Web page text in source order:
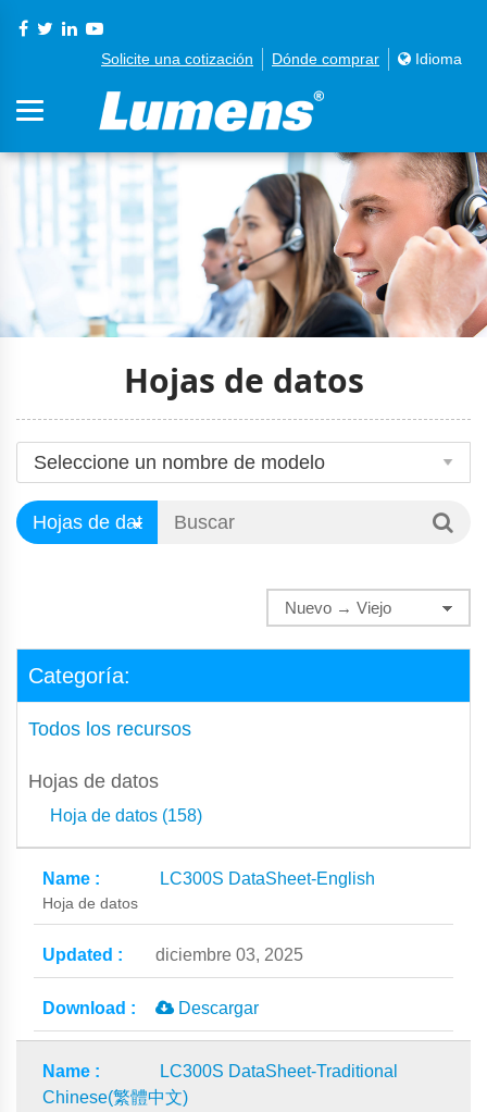
Solicite una cotización Dónde comprar Idioma
Hojas de datos
Categoría:
Todos los recursos
Hojas de datos
Hoja de datos (158)
LC300S DataSheet-English
Hoja de datos
diciembre 03, 2025
Descargar
LC300S DataSheet-Traditional
Chinese(繁體中文)